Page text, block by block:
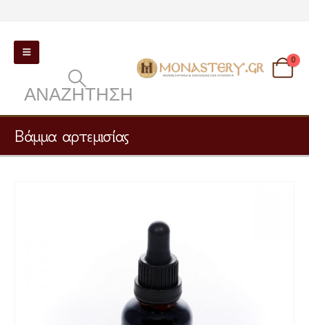
ΑΝΑΖΉΤΗΣΗ
0
Βάμμα αρτεμισίας